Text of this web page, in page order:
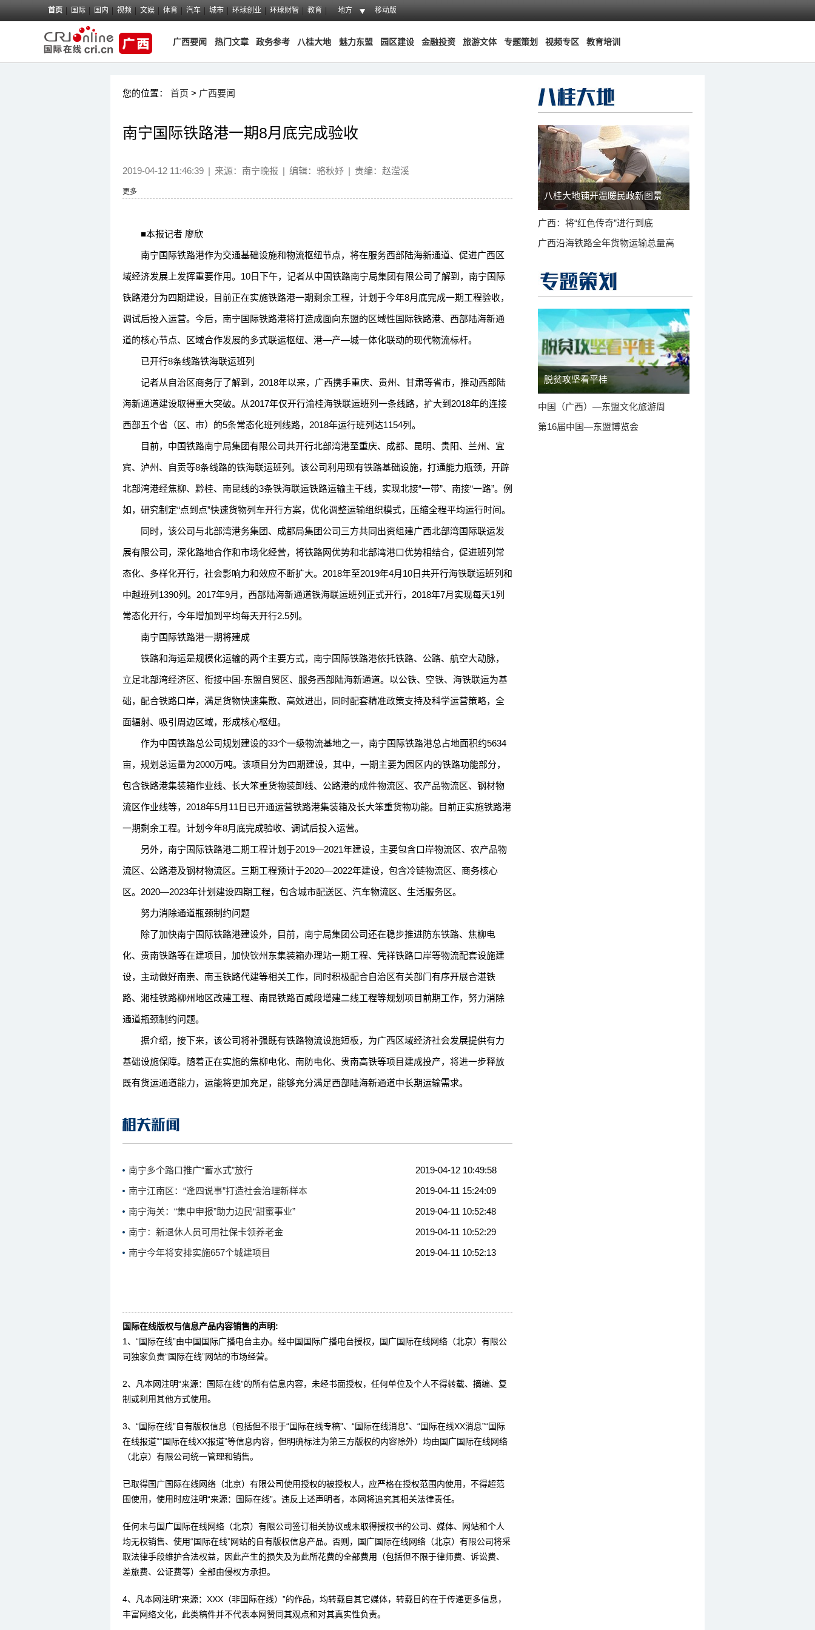
首页 国际 国内 视频 文娱 体育 汽车 城市 环球创业 环球财智 教育 地方 移动版
广西要闻 热门文章 政务参考 八桂大地 魅力东盟 园区建设 金融投资 旅游文体 专题策划 视频专区 教育培训
您的位置： 首页 > 广西要闻
南宁国际铁路港一期8月底完成验收
2019-04-12 11:46:39 | 来源： 南宁晚报 | 编辑：骆秋妤 | 责编：赵滢溪
更多
■本报记者 廖欣
南宁国际铁路港作为交通基础设施和物流枢纽节点，将在服务西部陆海新通道、促进广西区
域经济发展上发挥重要作用。10日下午，记者从中国铁路南宁局集团有限公司了解到，南宁国际
铁路港分为四期建设，目前正在实施铁路港一期剩余工程，计划于今年8月底完成一期工程验收，
调试后投入运营。今后，南宁国际铁路港将打造成面向东盟的区域性国际铁路港、西部陆海新通
道的核心节点、区域合作发展的多式联运枢纽、港—产—城一体化联动的现代物流标杆。
已开行8条线路铁海联运班列
记者从自治区商务厅了解到，2018年以来，广西携手重庆、贵州、甘肃等省市，推动西部陆
海新通道建设取得重大突破。从2017年仅开行渝桂海铁联运班列一条线路，扩大到2018年的连接
西部五个省（区、市）的5条常态化班列线路，2018年运行班列达1154列。
目前，中国铁路南宁局集团有限公司共开行北部湾港至重庆、成都、昆明、贵阳、兰州、宜
宾、泸州、自贡等8条线路的铁海联运班列。该公司利用现有铁路基础设施，打通能力瓶颈，开辟
北部湾港经焦柳、黔桂、南昆线的3条铁海联运铁路运输主干线，实现北接“一带”、南接“一路”。例
如，研究制定“点到点”快速货物列车开行方案，优化调整运输组织模式，压缩全程平均运行时间。
同时，该公司与北部湾港务集团、成都局集团公司三方共同出资组建广西北部湾国际联运发
展有限公司，深化路地合作和市场化经营，将铁路网优势和北部湾港口优势相结合，促进班列常
态化、多样化开行，社会影响力和效应不断扩大。2018年至2019年4月10日共开行海铁联运班列和
中越班列1390列。2017年9月，西部陆海新通道铁海联运班列正式开行，2018年7月实现每天1列
常态化开行，今年增加到平均每天开行2.5列。
南宁国际铁路港一期将建成
铁路和海运是规模化运输的两个主要方式，南宁国际铁路港依托铁路、公路、航空大动脉，
立足北部湾经济区、衔接中国-东盟自贸区、服务西部陆海新通道。以公铁、空铁、海铁联运为基
础，配合铁路口岸，满足货物快速集散、高效进出，同时配套精准政策支持及科学运营策略，全
面辐射、吸引周边区域，形成核心枢纽。
作为中国铁路总公司规划建设的33个一级物流基地之一，南宁国际铁路港总占地面积约5634
亩，规划总运量为2000万吨。该项目分为四期建设，其中，一期主要为园区内的铁路功能部分，
包含铁路港集装箱作业线、长大笨重货物装卸线、公路港的成件物流区、农产品物流区、钢材物
流区作业线等，2018年5月11日已开通运营铁路港集装箱及长大笨重货物功能。目前正实施铁路港
一期剩余工程。计划今年8月底完成验收、调试后投入运营。
另外，南宁国际铁路港二期工程计划于2019—2021年建设，主要包含口岸物流区、农产品物
流区、公路港及钢材物流区。三期工程预计于2020—2022年建设，包含冷链物流区、商务核心
区。2020—2023年计划建设四期工程，包含城市配送区、汽车物流区、生活服务区。
努力消除通道瓶颈制约问题
除了加快南宁国际铁路港建设外，目前，南宁局集团公司还在稳步推进防东铁路、焦柳电
化、贵南铁路等在建项目，加快钦州东集装箱办理站一期工程、凭祥铁路口岸等物流配套设施建
设，主动做好南崇、南玉铁路代建等相关工作，同时积极配合自治区有关部门有序开展合湛铁
路、湘桂铁路柳州地区改建工程、南昆铁路百威段增建二线工程等规划项目前期工作，努力消除
通道瓶颈制约问题。
据介绍，接下来，该公司将补强既有铁路物流设施短板，为广西区域经济社会发展提供有力
基础设施保障。随着正在实施的焦柳电化、南防电化、贵南高铁等项目建成投产，将进一步释放
既有货运通道能力，运能将更加充足，能够充分满足西部陆海新通道中长期运输需求。
2019-04-12 10:49:58
南宁多个路口推广“蓄水式”放行
2019-04-11 15:24:09
南宁江南区：“逢四说事”打造社会治理新样本
2019-04-11 10:52:48
南宁海关：“集中申报”助力边民“甜蜜事业”
2019-04-11 10:52:29
南宁：新退休人员可用社保卡领养老金
2019-04-11 10:52:13
南宁今年将安排实施657个城建项目
国际在线版权与信息产品内容销售的声明:
1、“国际在线”由中国国际广播电台主办。经中国国际广播电台授权，国广国际在线网络（北京）有限公
司独家负责“国际在线”网站的市场经营。
2、凡本网注明“来源：国际在线”的所有信息内容，未经书面授权，任何单位及个人不得转载、摘编、复
制或利用其他方式使用。
3、“国际在线”自有版权信息（包括但不限于“国际在线专稿”、“国际在线消息”、“国际在线XX消息”“国际
在线报道”“国际在线XX报道”等信息内容，但明确标注为第三方版权的内容除外）均由国广国际在线网络
（北京）有限公司统一管理和销售。
已取得国广国际在线网络（北京）有限公司使用授权的被授权人，应严格在授权范围内使用，不得超范
围使用，使用时应注明“来源：国际在线”。违反上述声明者，本网将追究其相关法律责任。
任何未与国广国际在线网络（北京）有限公司签订相关协议或未取得授权书的公司、媒体、网站和个人
均无权销售、使用“国际在线”网站的自有版权信息产品。否则，国广国际在线网络（北京）有限公司将采
取法律手段维护合法权益，因此产生的损失及为此所花费的全部费用（包括但不限于律师费、诉讼费、
差旅费、公证费等）全部由侵权方承担。
4、凡本网注明“来源：XXX（非国际在线）”的作品，均转载自其它媒体，转载目的在于传递更多信息，
丰富网络文化，此类稿件并不代表本网赞同其观点和对其真实性负责。
八桂大地铺开温暖民政新图景
广西：将“红色传奇”进行到底
广西沿海铁路全年货物运输总量高
脱贫攻坚看平桂
中国（广西）—东盟文化旅游周
第16届中国—东盟博览会